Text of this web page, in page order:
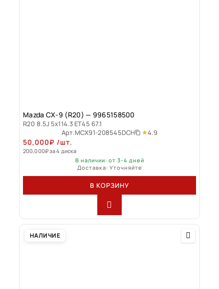
Mazda CX-9 (R20) — 9965158500
R20 8.5J 5x114.3 ET45 67.1
Арт.MCX91-208545DCH 4.9
50,000₽ /шт.
200,000₽за 4 диска
В наличии: от 3-4 дней
Доставка: Уточняйте
В КОРЗИНУ
НАЛИЧИЕ